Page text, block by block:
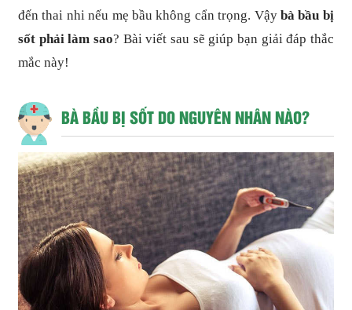
đến thai nhi nếu mẹ bầu không cẩn trọng. Vậybà bầu bị
sốt phải làm sao? Bài viết sau sẽ giúp bạn giải đáp thắc
mắc này!
BÀ BẦU BỊ SỐT DO NGUYÊN NHÂN NÀO?